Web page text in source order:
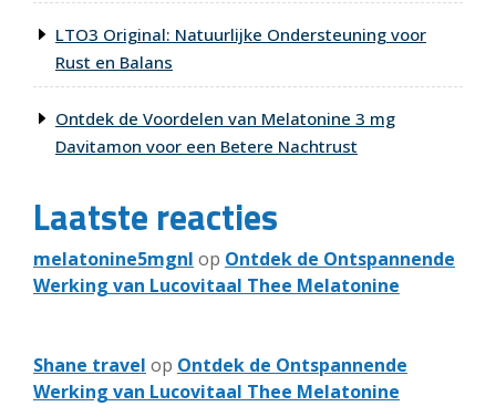
LTO3 Original: Natuurlijke Ondersteuning voor
Rust en Balans
Ontdek de Voordelen van Melatonine 3 mg
Davitamon voor een Betere Nachtrust
Laatste reacties
melatonine5mgnl op Ontdek de Ontspannende
Werking van Lucovitaal Thee Melatonine
Shane travel op Ontdek de Ontspannende
Werking van Lucovitaal Thee Melatonine